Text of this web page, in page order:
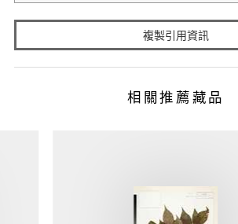
複製引用資訊
相關推薦藏品